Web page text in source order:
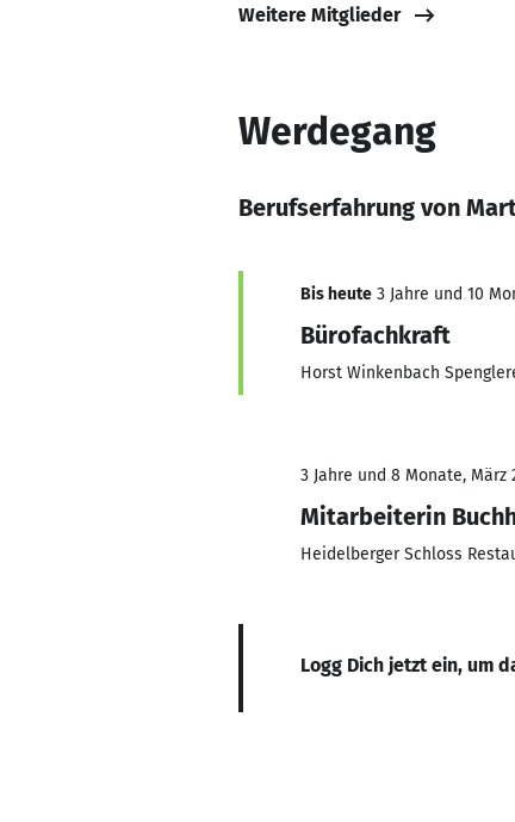
Weitere Mitglieder
Werdegang
Berufserfahrung von
Bis heute 3 Jahre und 10
Bürofachkraft
Horst Winkenbach
3 Jahre und 8 Monate, März
Mitarbeiterin
Heidelberger Schloss
Logg Dich jetzt ein, um